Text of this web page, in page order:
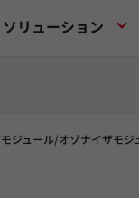
ソリューション
ジュール/オゾナイザモ